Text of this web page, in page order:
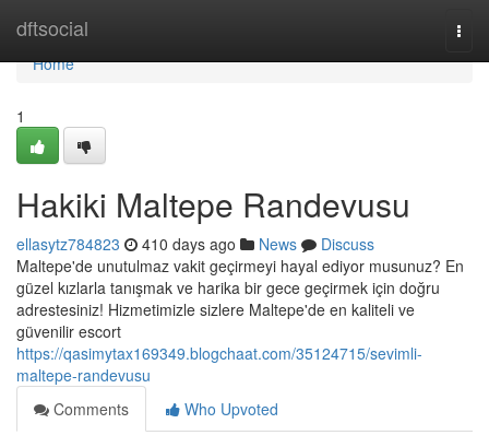
dftsocial
Home
Home
1
Hakiki Maltepe Randevusu
ellasytz784823 410 days ago News
Discuss
Maltepe'de unutulmaz vakit geçirmeyi hayal ediyor musunuz? En
güzel kızlarla tanışmak ve harika bir gece geçirmek için doğru
adrestesiniz! Hizmetimizle sizlere Maltepe'de en kaliteli ve
güvenilir escort
https://qasimytax169349.blogchaat.com/35124715/sevimli-
maltepe-randevusu
Comments
Who Upvoted